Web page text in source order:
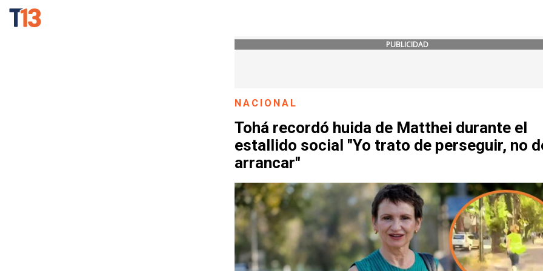
PUBLICIDAD
NACIONAL
Tohá recordó huida de Matthei durante el
estallido social "Yo trato de perseguir, no
arrancar"